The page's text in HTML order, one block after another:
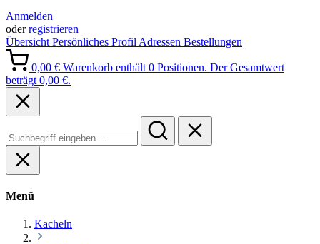
Anmelden
oderregistrieren
Übersicht Persönliches Profil Adressen Bestellungen
0,00 € Warenkorb enthält 0 Positionen. Der Gesamtwert
beträgt 0,00 €.
Menü
Kacheln